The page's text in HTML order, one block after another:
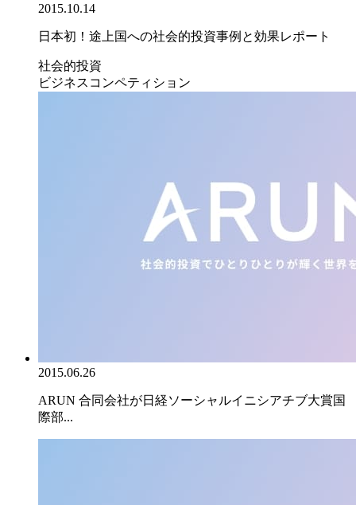
2015.10.14
日本初！途上国への社会的投資事例と効果レポート
社会的投資
ビジネスコンペティション
2015.06.26
ARUN 合同会社が日経ソーシャルイニシアチブ大賞国
際部...